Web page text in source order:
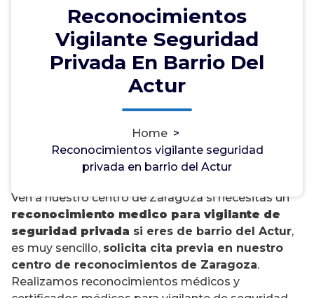
Reconocimientos
Vigilante Seguridad
Privada En Barrio Del
Actur
Home >
Reconocimientos vigilante seguridad
privada en barrio del Actur
reconocimiento médico
para vigilante de seguridad
privada en barrio del Actur?
Ven a nuestro centro de Zaragoza si necesitas un
reconocimiento medico para vigilante de
seguridad privada si eres de barrio del Actur,
es muy sencillo, solicita cita previa en nuestro
centro de reconocimientos de Zaragoza.
Realizamos reconocimientos médicos y